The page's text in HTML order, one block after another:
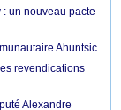
un nouveau pacte
Ahuntsic
revendications
Alexandre